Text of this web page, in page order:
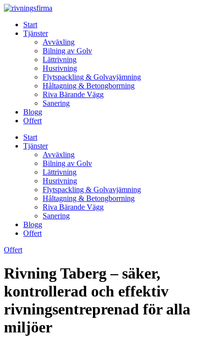
Skip
contentStart
Tjänster
Avväxling
Bilning av Golv
Lättrivning
Husrivning
Flytspackling & Golvavjämning
Håltagning & Betongborrning
Riva Bärande Vägg
Sanering
Blogg
Offert
Start
Tjänster
Avväxling
Bilning av Golv
Lättrivning
Husrivning
Flytspackling & Golvavjämning
Håltagning & Betongborrning
Riva Bärande Vägg
Sanering
Blogg
Offert
Offert
Rivning Taberg – säker,
kontrollerad och effektiv
rivningsentreprenad för alla
miljöer